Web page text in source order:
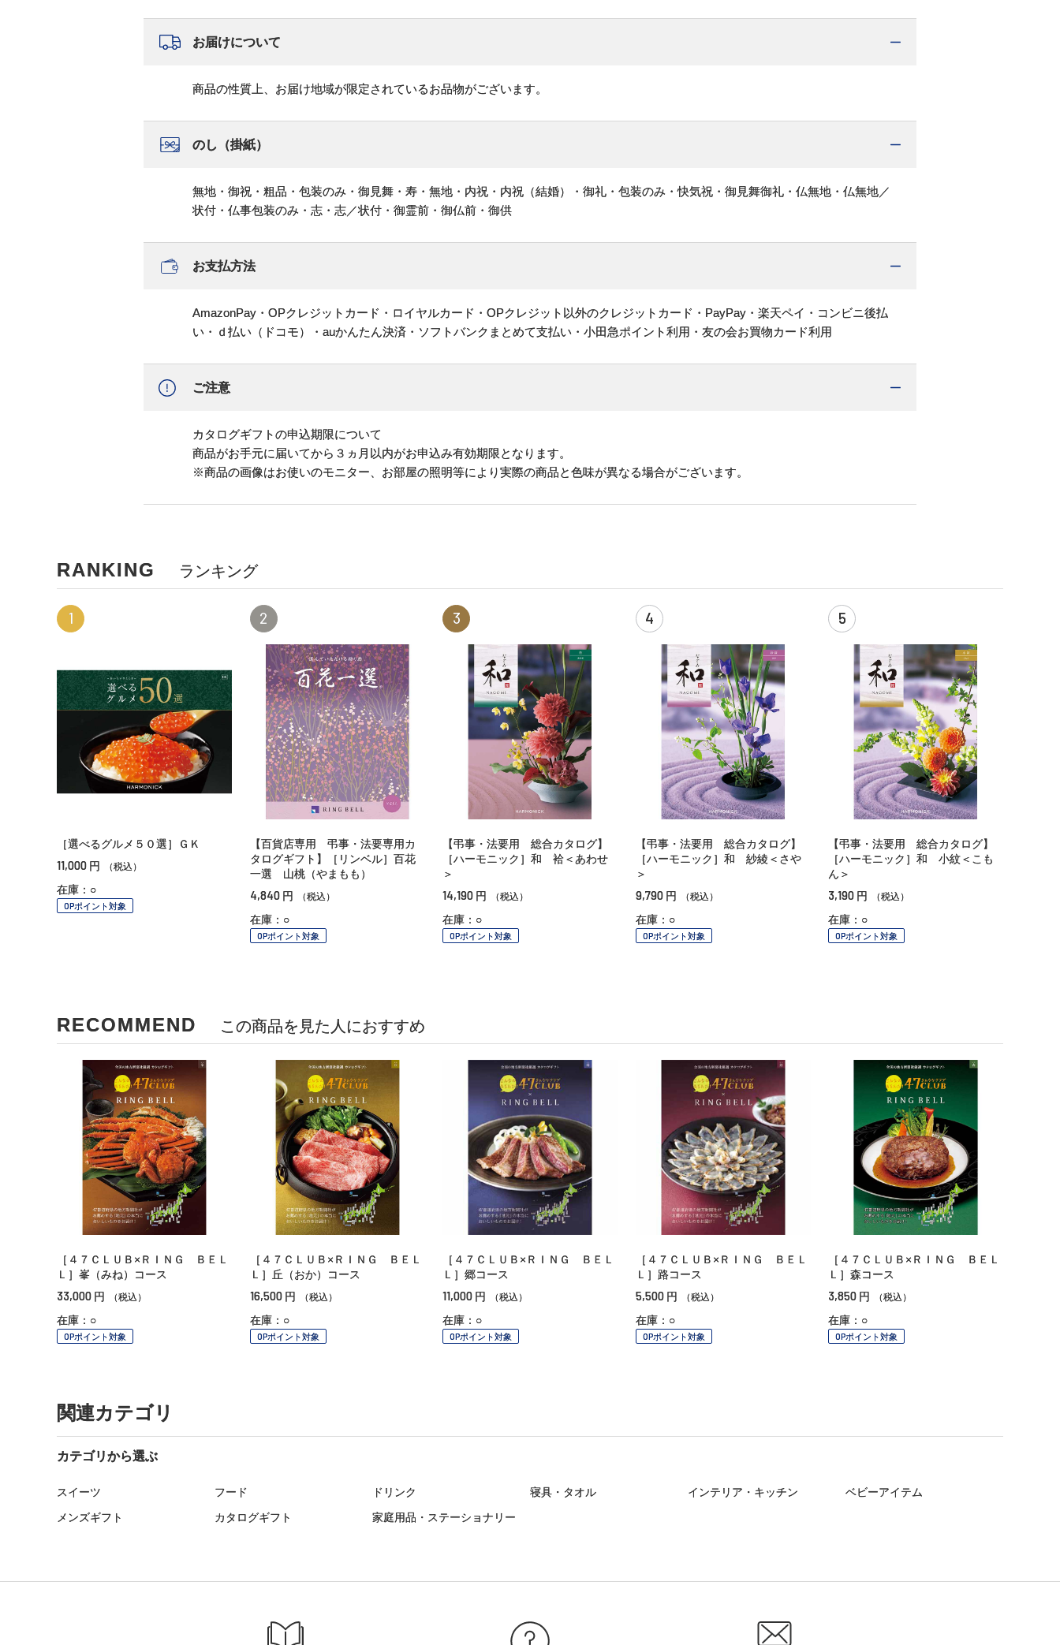
お届けについて
商品の性質上、お届け地域が限定されているお品物がございます。
のし（掛紙）
無地・御祝・粗品・包装のみ・御見舞・寿・無地・内祝・内祝（結婚）・御礼・包装のみ・快気祝・御見舞御礼・仏無地・仏無地／
状付・仏事包装のみ・志・志／状付・御霊前・御仏前・御供
お支払方法
AmazonPay・OPクレジットカード・ロイヤルカード・OPクレジット以外のクレジットカード・PayPay・楽天ペイ・コンビニ後払
い・ｄ払い（ドコモ）・auかんたん決済・ソフトバンクまとめて支払い・小田急ポイント利用・友の会お買物カード利用
ご注意
カタログギフトの申込期限について
商品がお手元に届いてから３ヵ月以内がお申込み有効期限となります。
※商品の画像はお使いのモニター、お部屋の照明等により実際の商品と色味が異なる場合がございます。
RANKING ランキング
1
［選べるグルメ５０選］ＧＫ
11,000 円 （税込）
在庫：○
OPポイント対象
2
【百貨店専用 弔事・法要専用カ
タログギフト】［リンベル］百花
一選 山桃（やまもも）
4,840 円 （税込）
在庫：○
OPポイント対象
3
【弔事・法要用 総合カタログ】
［ハーモニック］和 袷＜あわせ
＞
14,190 円 （税込）
在庫：○
OPポイント対象
4
【弔事・法要用 総合カタログ】
［ハーモニック］和 紗綾＜さや
＞
9,790 円 （税込）
在庫：○
OPポイント対象
5
【弔事・法要用 総合カタログ】
［ハーモニック］和 小紋＜こも
ん＞
3,190 円 （税込）
在庫：○
OPポイント対象
RECOMMEND この商品を見た人におすすめ
［４７ＣＬＵＢ×ＲＩＮＧ ＢＥＬ
Ｌ］峯（みね）コース
33,000 円 （税込）
在庫：○
OPポイント対象
［４７ＣＬＵＢ×ＲＩＮＧ ＢＥＬ
Ｌ］丘（おか）コース
16,500 円 （税込）
在庫：○
OPポイント対象
［４７ＣＬＵＢ×ＲＩＮＧ ＢＥＬ
Ｌ］郷コース
11,000 円 （税込）
在庫：○
OPポイント対象
［４７ＣＬＵＢ×ＲＩＮＧ ＢＥＬ
Ｌ］路コース
5,500 円 （税込）
在庫：○
OPポイント対象
［４７ＣＬＵＢ×ＲＩＮＧ ＢＥＬ
Ｌ］森コース
3,850 円 （税込）
在庫：○
OPポイント対象
関連カテゴリ
カテゴリから選ぶ
スイーツ フード ドリンク 寝具・タオル インテリア・キッチン
ベビーアイテム
メンズギフト
カタログギフト 家庭用品・ステーショナリー